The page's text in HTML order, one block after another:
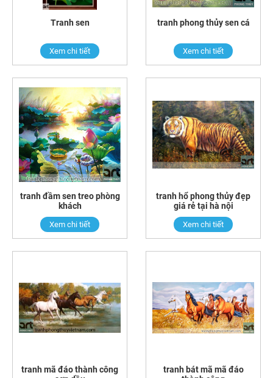
Tranh sen
Xem chi tiết
tranh phong thủy sen cá
Xem chi tiết
tranh đầm sen treo phòng
khách
Xem chi tiết
tranh hổ phong thủy đẹp
giá rẻ tại hà nội
Xem chi tiết
tranh mã đáo thành công
tranh bát mã mã đáo